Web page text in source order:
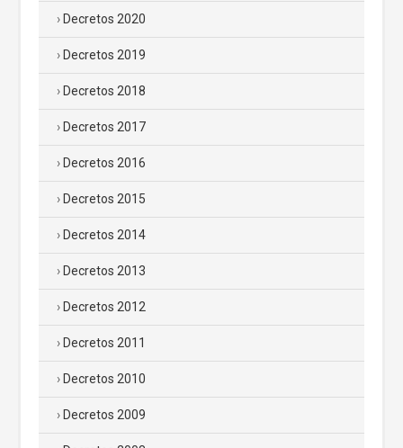
Decretos 2020
Decretos 2019
Decretos 2018
Decretos 2017
Decretos 2016
Decretos 2015
Decretos 2014
Decretos 2013
Decretos 2012
Decretos 2011
Decretos 2010
Decretos 2009